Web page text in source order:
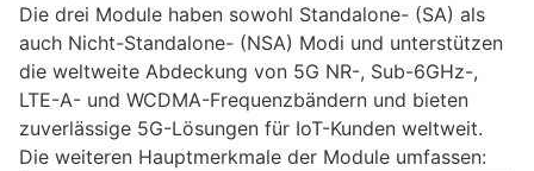
Die drei Module haben sowohl Standalone- (SA) als
auch Nicht-Standalone- (NSA) Modi und unterstützen
die weltweite Abdeckung von 5G NR-, Sub-6GHz-,
LTE-A- und WCDMA-Frequenzbändern und bieten
zuverlässige 5G-Lösungen für IoT-Kunden weltweit.
Die weiteren Hauptmerkmale der Module umfassen: